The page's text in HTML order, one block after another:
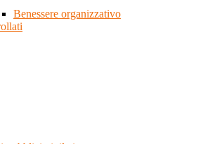
Benessere organizzativo